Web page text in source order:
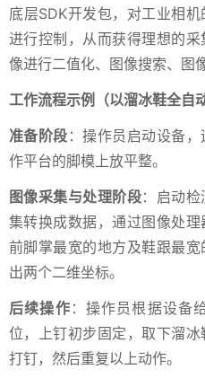
底层SDK开发包，对工业相
进行控制，从而获得理想的
像进行二值化、图像搜索、图
工作流程示例（以溜冰鞋全自
准备阶段 ：操作员启动设备
作平台的脚模上放平整。
图像采集与处理阶段：启动
集转换成数据，通过图像处
前脚掌最宽的地方及鞋跟最
出两个二维坐标。
后续操作 ：操作员根据设备
位，上钉初步固定，取下溜
打钉，然后重复以上动作。